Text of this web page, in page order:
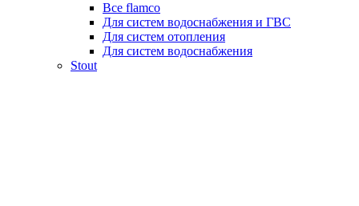
Все flamco
Для систем водоснабжения и ГВС
Для систем отопления
Для систем водоснабжения
Stout